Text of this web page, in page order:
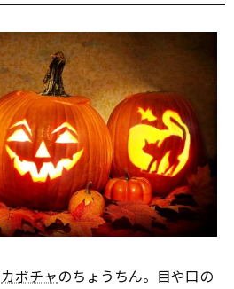
カボチャのちょうちん。目や口の